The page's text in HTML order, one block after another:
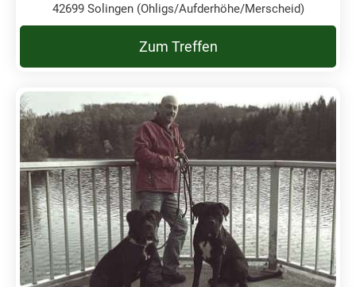
42699 Solingen (Ohligs/Aufderhöhe/Merscheid)
Zum Treffen